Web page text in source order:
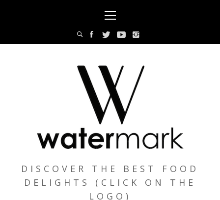
Menu
DISCOVER THE BEST FOOD
DELIGHTS (CLICK ON THE
LOGO)